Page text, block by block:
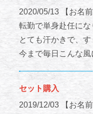
2020/05/13 【お名
転勤で単身赴任に
とても汗かきで、
今まで毎日こんな
セット購入
2019/12/03 【お名